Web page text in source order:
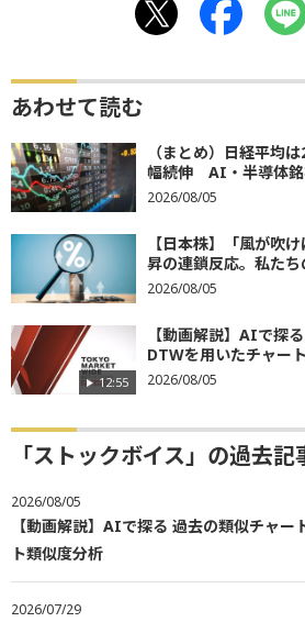
あわせて読む
（まとめ）日経平均
幅続伸 AI・半導体銘
2026/08/05
【日本株】「風が吹
昇の連鎖反応。私た
2026/08/05
12:55
【動画解説】AIで探
DTWを用いたチャー
2026/08/05
「ストックボイス」の過去
2026/08/05
【動画解説】AIで探る 過去の類似チャ
ト類似度分析
2026/07/29